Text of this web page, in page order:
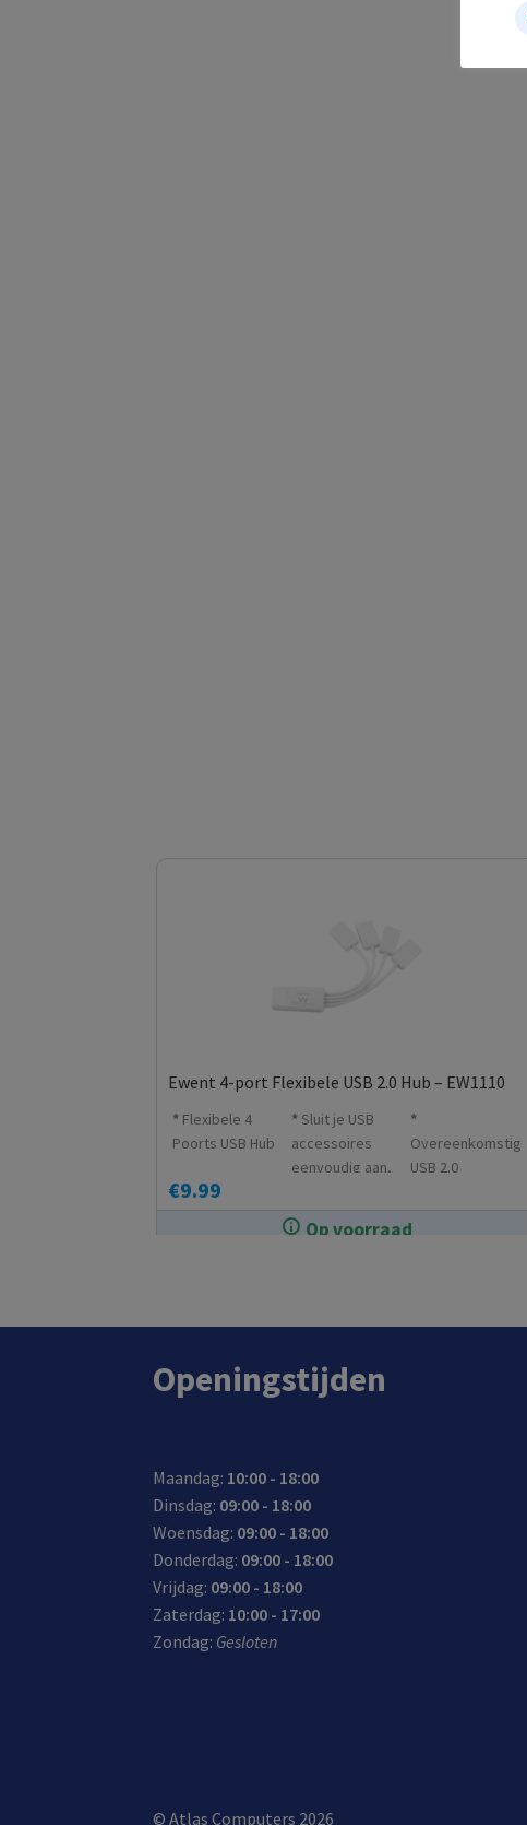
Op voorraad
Ewent 4-port Flexibele USB 2.0 Hub – EW1110
€9.99
Flexibele 4
Poorts USB Hub
Sluit je USB
accessoires
eenvoudig aan,
onderweg
Overeenkomstig
USB 2.0
Openingstijden
Maandag: 10:00 - 18:00
Dinsdag: 09:00 - 18:00
Woensdag: 09:00 - 18:00
Donderdag: 09:00 - 18:00
Vrijdag: 09:00 - 18:00
Zaterdag: 10:00 - 17:00
Zondag: Gesloten
© Atlas Computers 2026